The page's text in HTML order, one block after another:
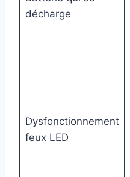
décharge
Dysfonctionnement
feux LED